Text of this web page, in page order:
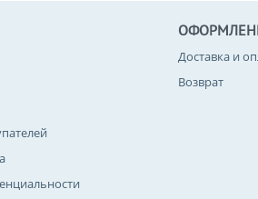
Доставка и
Возврат